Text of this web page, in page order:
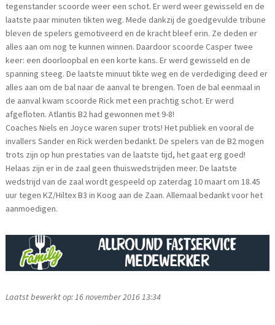
tegenstander scoorde weer een schot. Er werd weer gewisseld en de
laatste paar minuten tikten weg. Mede dankzij de goedgevulde tribune
bleven de spelers gemotiveerd en de kracht bleef erin. Ze deden er
alles aan om nog te kunnen winnen. Daardoor scoorde Casper twee
keer: een doorloopbal en een korte kans. Er werd gewisseld en de
spanning steeg. De laatste minuut tikte weg en de verdediging deed er
alles aan om de bal naar de aanval te brengen. Toen de bal eenmaal in
de aanval kwam scoorde Rick met een prachtig schot. Er werd
afgefloten. Atlantis B2 had gewonnen met 9-8!
Coaches Niels en Joyce waren super trots! Het publiek en vooral de
invallers Sander en Rick werden bedankt. De spelers van de B2 mogen
trots zijn op hun prestaties van de laatste tijd, het gaat erg goed!
Helaas zijn er in de zaal geen thuiswedstrijden meer. De laatste
wedstrijd van de zaal wordt gespeeld op zaterdag 10 maart om 18.45
uur tegen KZ/Hiltex B3 in Koog aan de Zaan. Allemaal bedankt voor het
aanmoedigen.
Laatst bewerkt op: 16 november 2016 13:34